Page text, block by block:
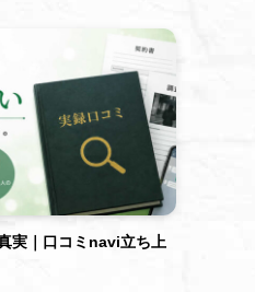
実｜口コミnavi立ち上